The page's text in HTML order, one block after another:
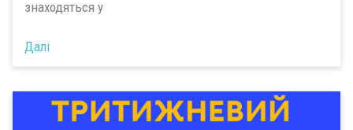
знаходяться у
Далі